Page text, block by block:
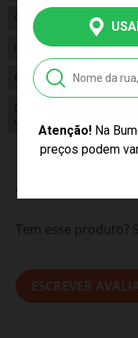
Atenção!Na
preços podem
Categoria N/a
Brinquedo
Código 5553
Código
de Barras
Avaliações do
Tem esse produto?
ESCREVER